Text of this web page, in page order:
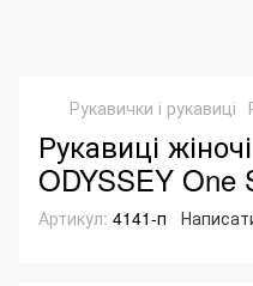
Рукавички і рукавиці
Рукавиці
ODYSSEY One
Артикул: 4141-п